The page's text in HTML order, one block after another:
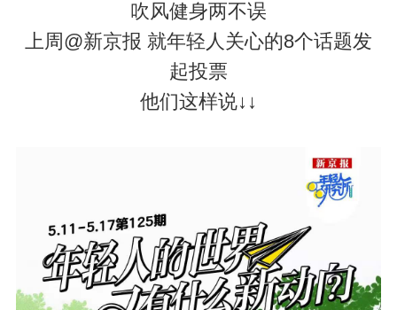
吹风健身两不误
上周@新京报 就年轻人关心的8个话题发
起投票
他们这样说↓↓